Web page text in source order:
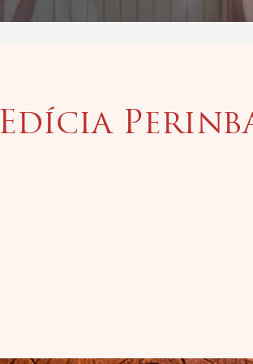
Edícia